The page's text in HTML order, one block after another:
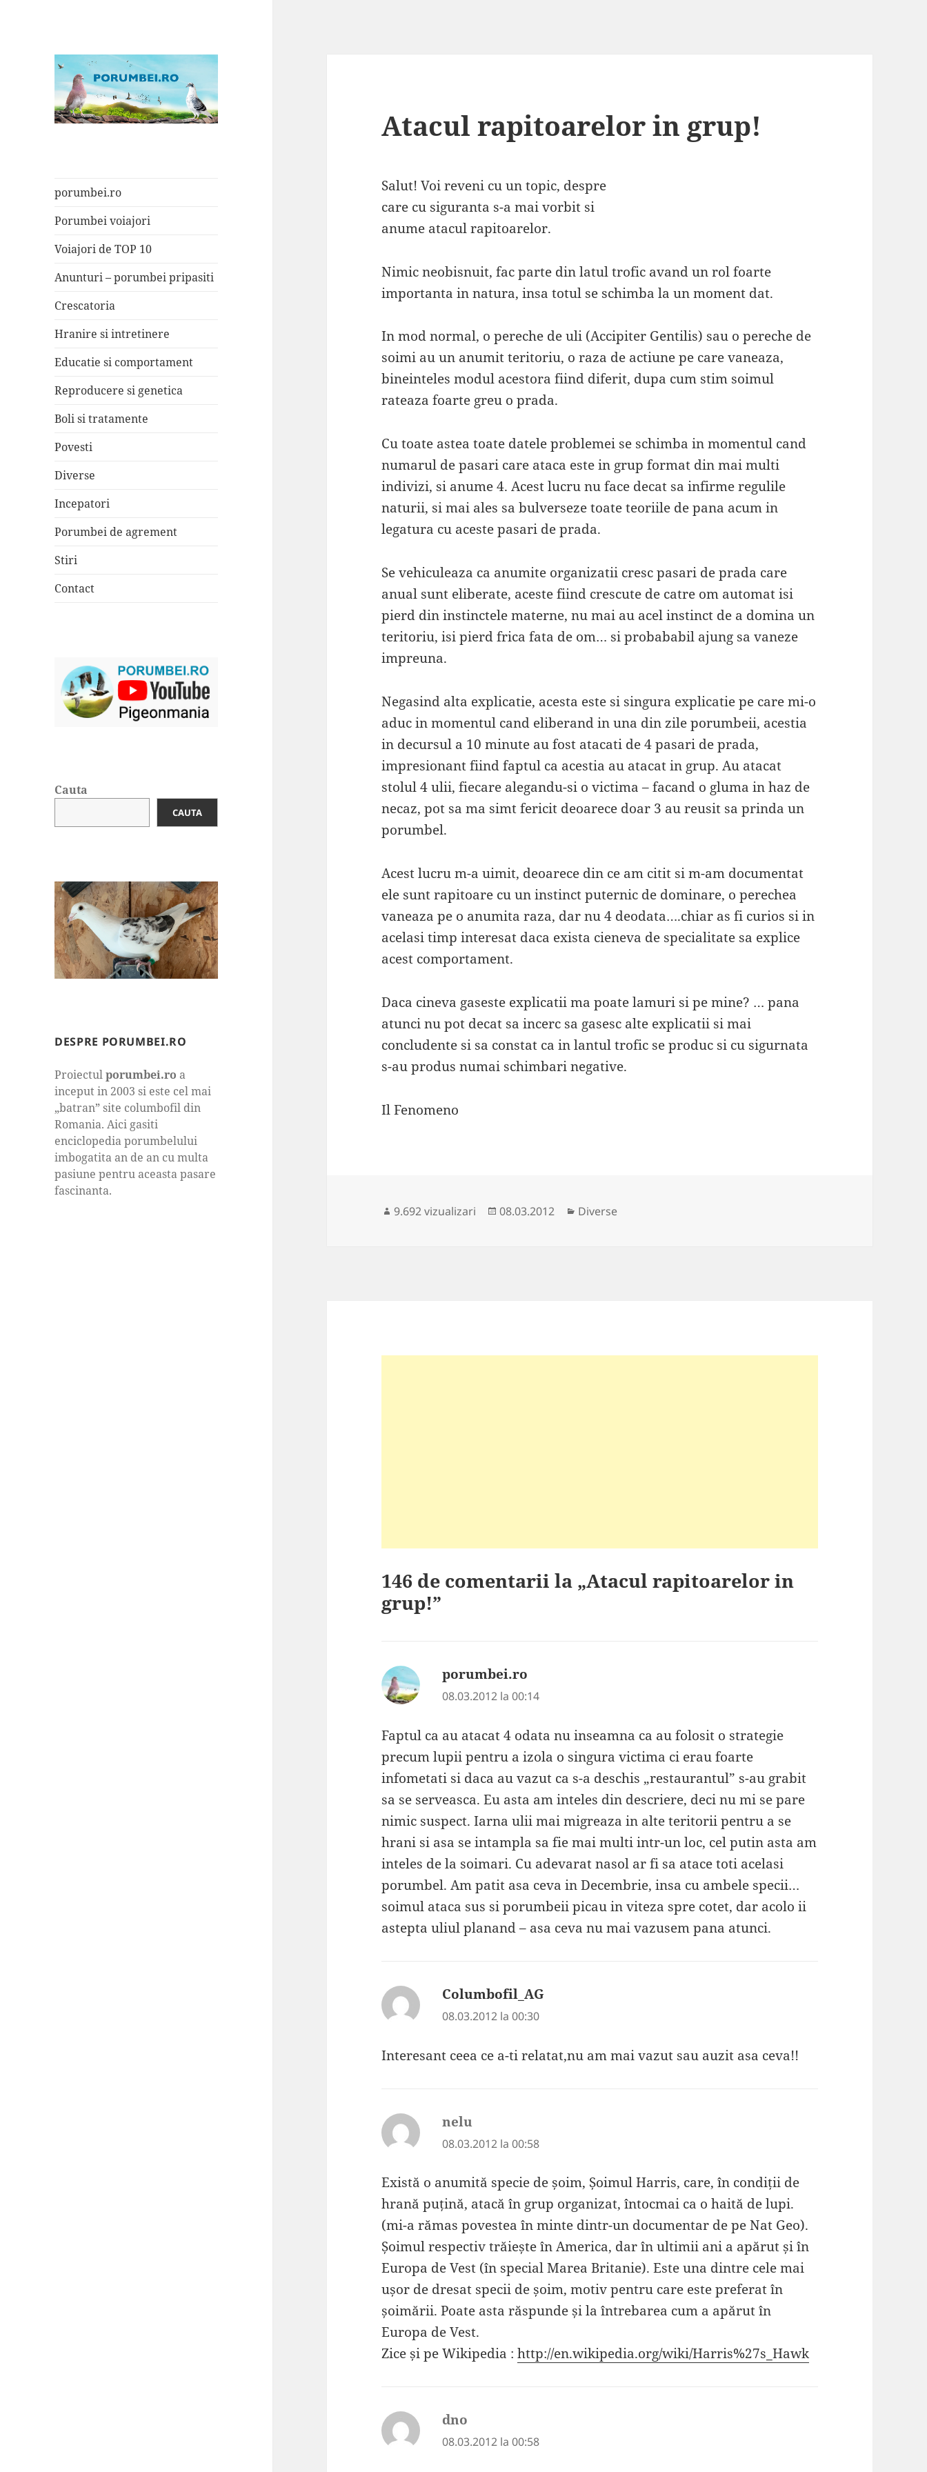
porumbei.ro
Porumbei voiajori
Voiajori de TOP 10
Anunturi – porumbei pripasiti
Crescatoria
Hranire si intretinere
Educatie si comportament
Reproducere si genetica
Boli si tratamente
Povesti
Diverse
Incepatori
Porumbei de agrement
Stiri
Contact
Cauta
CAUTA
DESPRE PORUMBEI.RO
Proiectulporumbei.ro a
inceput in 2003 si este cel mai
„batran” site columbofil din
Romania. Aici gasiti
enciclopedia porumbelului
imbogatita an de an cu multa
pasiune pentru aceasta pasare
fascinanta.
Atacul rapitoarelor in grup!
Salut! Voi reveni cu un topic, despre
care cu siguranta s-a mai vorbit si
anume atacul rapitoarelor.
Nimic neobisnuit, fac parte din latul trofic avand un rol foarte
importanta in natura, insa totul se schimba la un moment dat.
In mod normal, o pereche de uli (Accipiter Gentilis) sau o pereche de
soimi au un anumit teritoriu, o raza de actiune pe care vaneaza,
bineinteles modul acestora fiind diferit, dupa cum stim soimul
rateaza foarte greu o prada.
Cu toate astea toate datele problemei se schimba in momentul cand
numarul de pasari care ataca este in grup format din mai multi
indivizi, si anume 4. Acest lucru nu face decat sa infirme regulile
naturii, si mai ales sa bulverseze toate teoriile de pana acum in
legatura cu aceste pasari de prada.
Se vehiculeaza ca anumite organizatii cresc pasari de prada care
anual sunt eliberate, aceste fiind crescute de catre om automat isi
pierd din instinctele materne, nu mai au acel instinct de a domina un
teritoriu, isi pierd frica fata de om… si probababil ajung sa vaneze
impreuna.
Negasind alta explicatie, acesta este si singura explicatie pe care mi-o
aduc in momentul cand eliberand in una din zile porumbeii, acestia
in decursul a 10 minute au fost atacati de 4 pasari de prada,
impresionant fiind faptul ca acestia au atacat in grup. Au atacat
stolul 4 ulii, fiecare alegandu-si o victima – facand o gluma in haz de
necaz, pot sa ma simt fericit deoarece doar 3 au reusit sa prinda un
porumbel.
Acest lucru m-a uimit, deoarece din ce am citit si m-am documentat
ele sunt rapitoare cu un instinct puternic de dominare, o perechea
vaneaza pe o anumita raza, dar nu 4 deodata….chiar as fi curios si in
acelasi timp interesat daca exista cieneva de specialitate sa explice
acest comportament.
Daca cineva gaseste explicatii ma poate lamuri si pe mine? … pana
atunci nu pot decat sa incerc sa gasesc alte explicatii si mai
concludente si sa constat ca in lantul trofic se produc si cu sigurnata
s-au produs numai schimbari negative.
Il Fenomeno
9.692 vizualizari
Publicat
08.03.2012 Categorii
Diverse
146 de comentarii la „Atacul rapitoarelor in
grup!”
porumbei.ro
08.03.2012 la 00:14
Faptul ca au atacat 4 odata nu inseamna ca au folosit o strategie
precum lupii pentru a izola o singura victima ci erau foarte
infometati si daca au vazut ca s-a deschis „restaurantul” s-au grabit
sa se serveasca. Eu asta am inteles din descriere, deci nu mi se pare
nimic suspect. Iarna ulii mai migreaza in alte teritorii pentru a se
hrani si asa se intampla sa fie mai multi intr-un loc, cel putin asta am
inteles de la soimari. Cu adevarat nasol ar fi sa atace toti acelasi
porumbel. Am patit asa ceva in Decembrie, insa cu ambele specii…
soimul ataca sus si porumbeii picau in viteza spre cotet, dar acolo ii
astepta uliul planand – asa ceva nu mai vazusem pana atunci.
Columbofil_AG
08.03.2012 la 00:30
Interesant ceea ce a-ti relatat,nu am mai vazut sau auzit asa ceva!!
nelu
08.03.2012 la 00:58
Există o anumită specie de șoim, Șoimul Harris, care, în condiții de
hrană puțină, atacă în grup organizat, întocmai ca o haită de lupi.
(mi-a rămas povestea în minte dintr-un documentar de pe Nat Geo).
Șoimul respectiv trăiește în America, dar în ultimii ani a apărut și în
Europa de Vest (în special Marea Britanie). Este una dintre cele mai
ușor de dresat specii de șoim, motiv pentru care este preferat în
șoimării. Poate asta răspunde și la întrebarea cum a apărut în
Europa de Vest.
Zice și pe Wikipedia :http://en.wikipedia.org/wiki/Harris%27s_Hawk
dno
08.03.2012 la 00:58